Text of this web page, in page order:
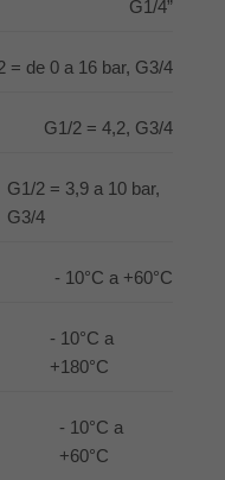
G1/4”
= de 0 a 16 bar, G3/4
G1/2 = 4,2, G3/4
G1/2 = 3,9 a 10 bar,
G3/4
- 10°C a +60°C
- 10°C a
+180°C
- 10°C a
+60°C